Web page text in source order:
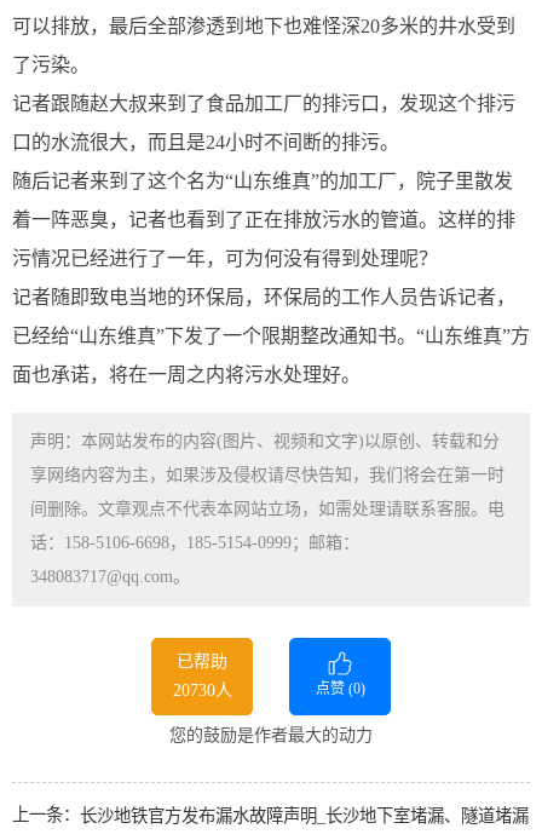
可以排放，最后全部渗透到地下也难怪深20多米的井水受到
了污染。
记者跟随赵大叔来到了食品加工厂的排污口，发现这个排污
口的水流很大，而且是24小时不间断的排污。
随后记者来到了这个名为“山东维真”的加工厂，院子里散发
着一阵恶臭，记者也看到了正在排放污水的管道。这样的排
污情况已经进行了一年，可为何没有得到处理呢？
记者随即致电当地的环保局，环保局的工作人员告诉记者，
已经给“山东维真”下发了一个限期整改通知书。“山东维真”方
面也承诺，将在一周之内将污水处理好。
声明：本网站发布的内容(图片、视频和文字)以原创、转载和分
享网络内容为主，如果涉及侵权请尽快告知，我们将会在第一时
间删除。文章观点不代表本网站立场，如需处理请联系客服。电
话：158-5106-6698，185-5154-0999；邮箱：
348083717@qq.com。
已帮助
20730人
点赞 (0)
您的鼓励是作者最大的动力
上一条： 长沙地铁官方发布漏水故障声明_长沙地下室堵漏、隧道堵漏